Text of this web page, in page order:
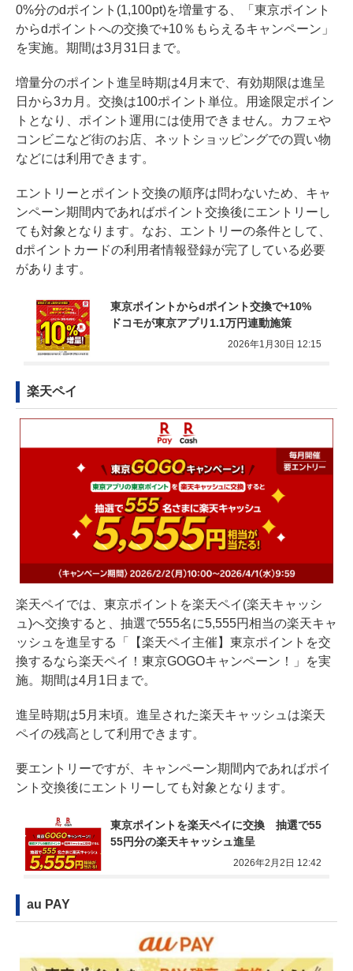
0%分のdポイント(1,100pt)を増量する、「東京ポイント
からdポイントへの交換で+10％もらえるキャンペーン」
を実施。期間は3月31日まで。
増量分のポイント進呈時期は4月末で、有効期限は進呈
日から3カ月。交換は100ポイント単位。用途限定ポイン
トとなり、ポイント運用には使用できません。カフェや
コンビニなど街のお店、ネットショッピングでの買い物
などには利用できます。
エントリーとポイント交換の順序は問わないため、キャ
ンペーン期間内であればポイント交換後にエントリーし
ても対象となります。なお、エントリーの条件として、
dポイントカードの利用者情報登録が完了している必要
があります。
東京ポイントからdポイント交換で+10%
ドコモが東京アプリ1.1万円連動施策
2026年1月30日 12:15
楽天ペイ
楽天ペイでは、東京ポイントを楽天ペイ(楽天キャッシ
ュ)へ交換すると、抽選で555名に5,555円相当の楽天キャ
ッシュを進呈する「【楽天ペイ主催】東京ポイントを交
換するなら楽天ペイ！東京GOGOキャンペーン！」を実
施。期間は4月1日まで。
進呈時期は5月末頃。進呈された楽天キャッシュは楽天
ペイの残高として利用できます。
要エントリーですが、キャンペーン期間内であればポイ
ント交換後にエントリーしても対象となります。
東京ポイントを楽天ペイに交換　抽選で55
55円分の楽天キャッシュ進呈
2026年2月2日 12:42
au PAY